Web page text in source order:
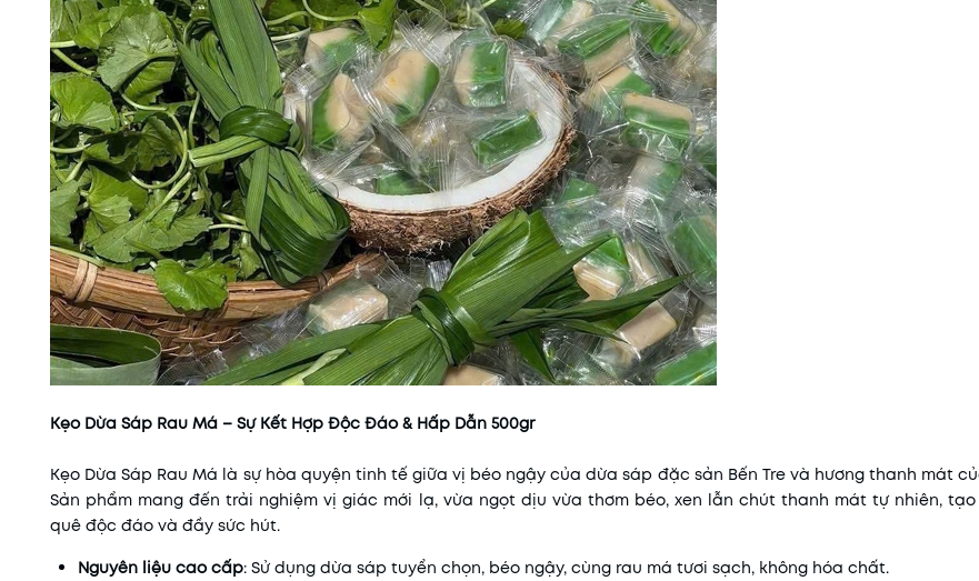
Kẹo Dừa Sáp Rau Má – Sự Kết Hợp Độc Đáo & Hấp Dẫn 500gr
Kẹo Dừa Sáp Rau Má là sự hòa quyện tinh tế giữa vị béo ngậy của dừa sáp đặc sản Bến Tre và hương thanh mát
Sản phẩm mang đến trải nghiệm vị giác mới lạ, vừa ngọt dịu vừa thơm béo, xen lẫn chút thanh mát tự nhiên,
quê độc đáo và đầy sức hút.
Nguyên liệu cao cấp: Sử dụng dừa sáp tuyển chọn, béo ngậy, cùng rau má tươi sạch, không hóa chất.